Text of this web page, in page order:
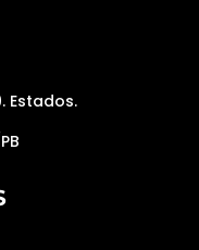
Estados.